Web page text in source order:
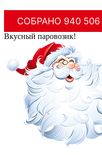
СОБРАНО 940 506
Вкусный паровозик!